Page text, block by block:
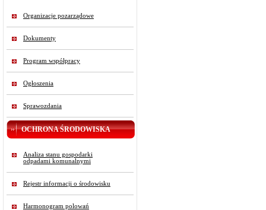
Organizacje pozarządowe
Dokumenty
Program współpracy
Ogłoszenia
Sprawozdania
OCHRONA ŚRODOWISKA
Analiza stanu gospodarki
odpadami komunalnymi
Rejestr informacji o środowisku
Harmonogram polowań